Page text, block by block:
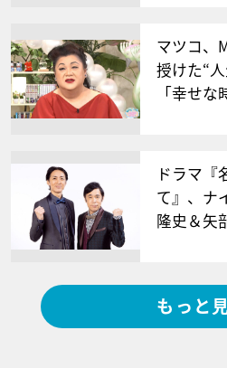
マツコ、
授けた“
「幸せ
ドラマ『
て』、ナ
隆史＆矢
もっと